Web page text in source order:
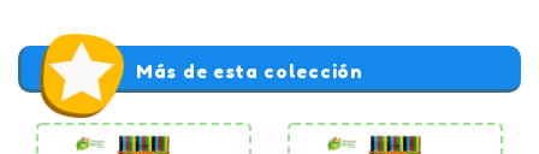
Más de esta colección